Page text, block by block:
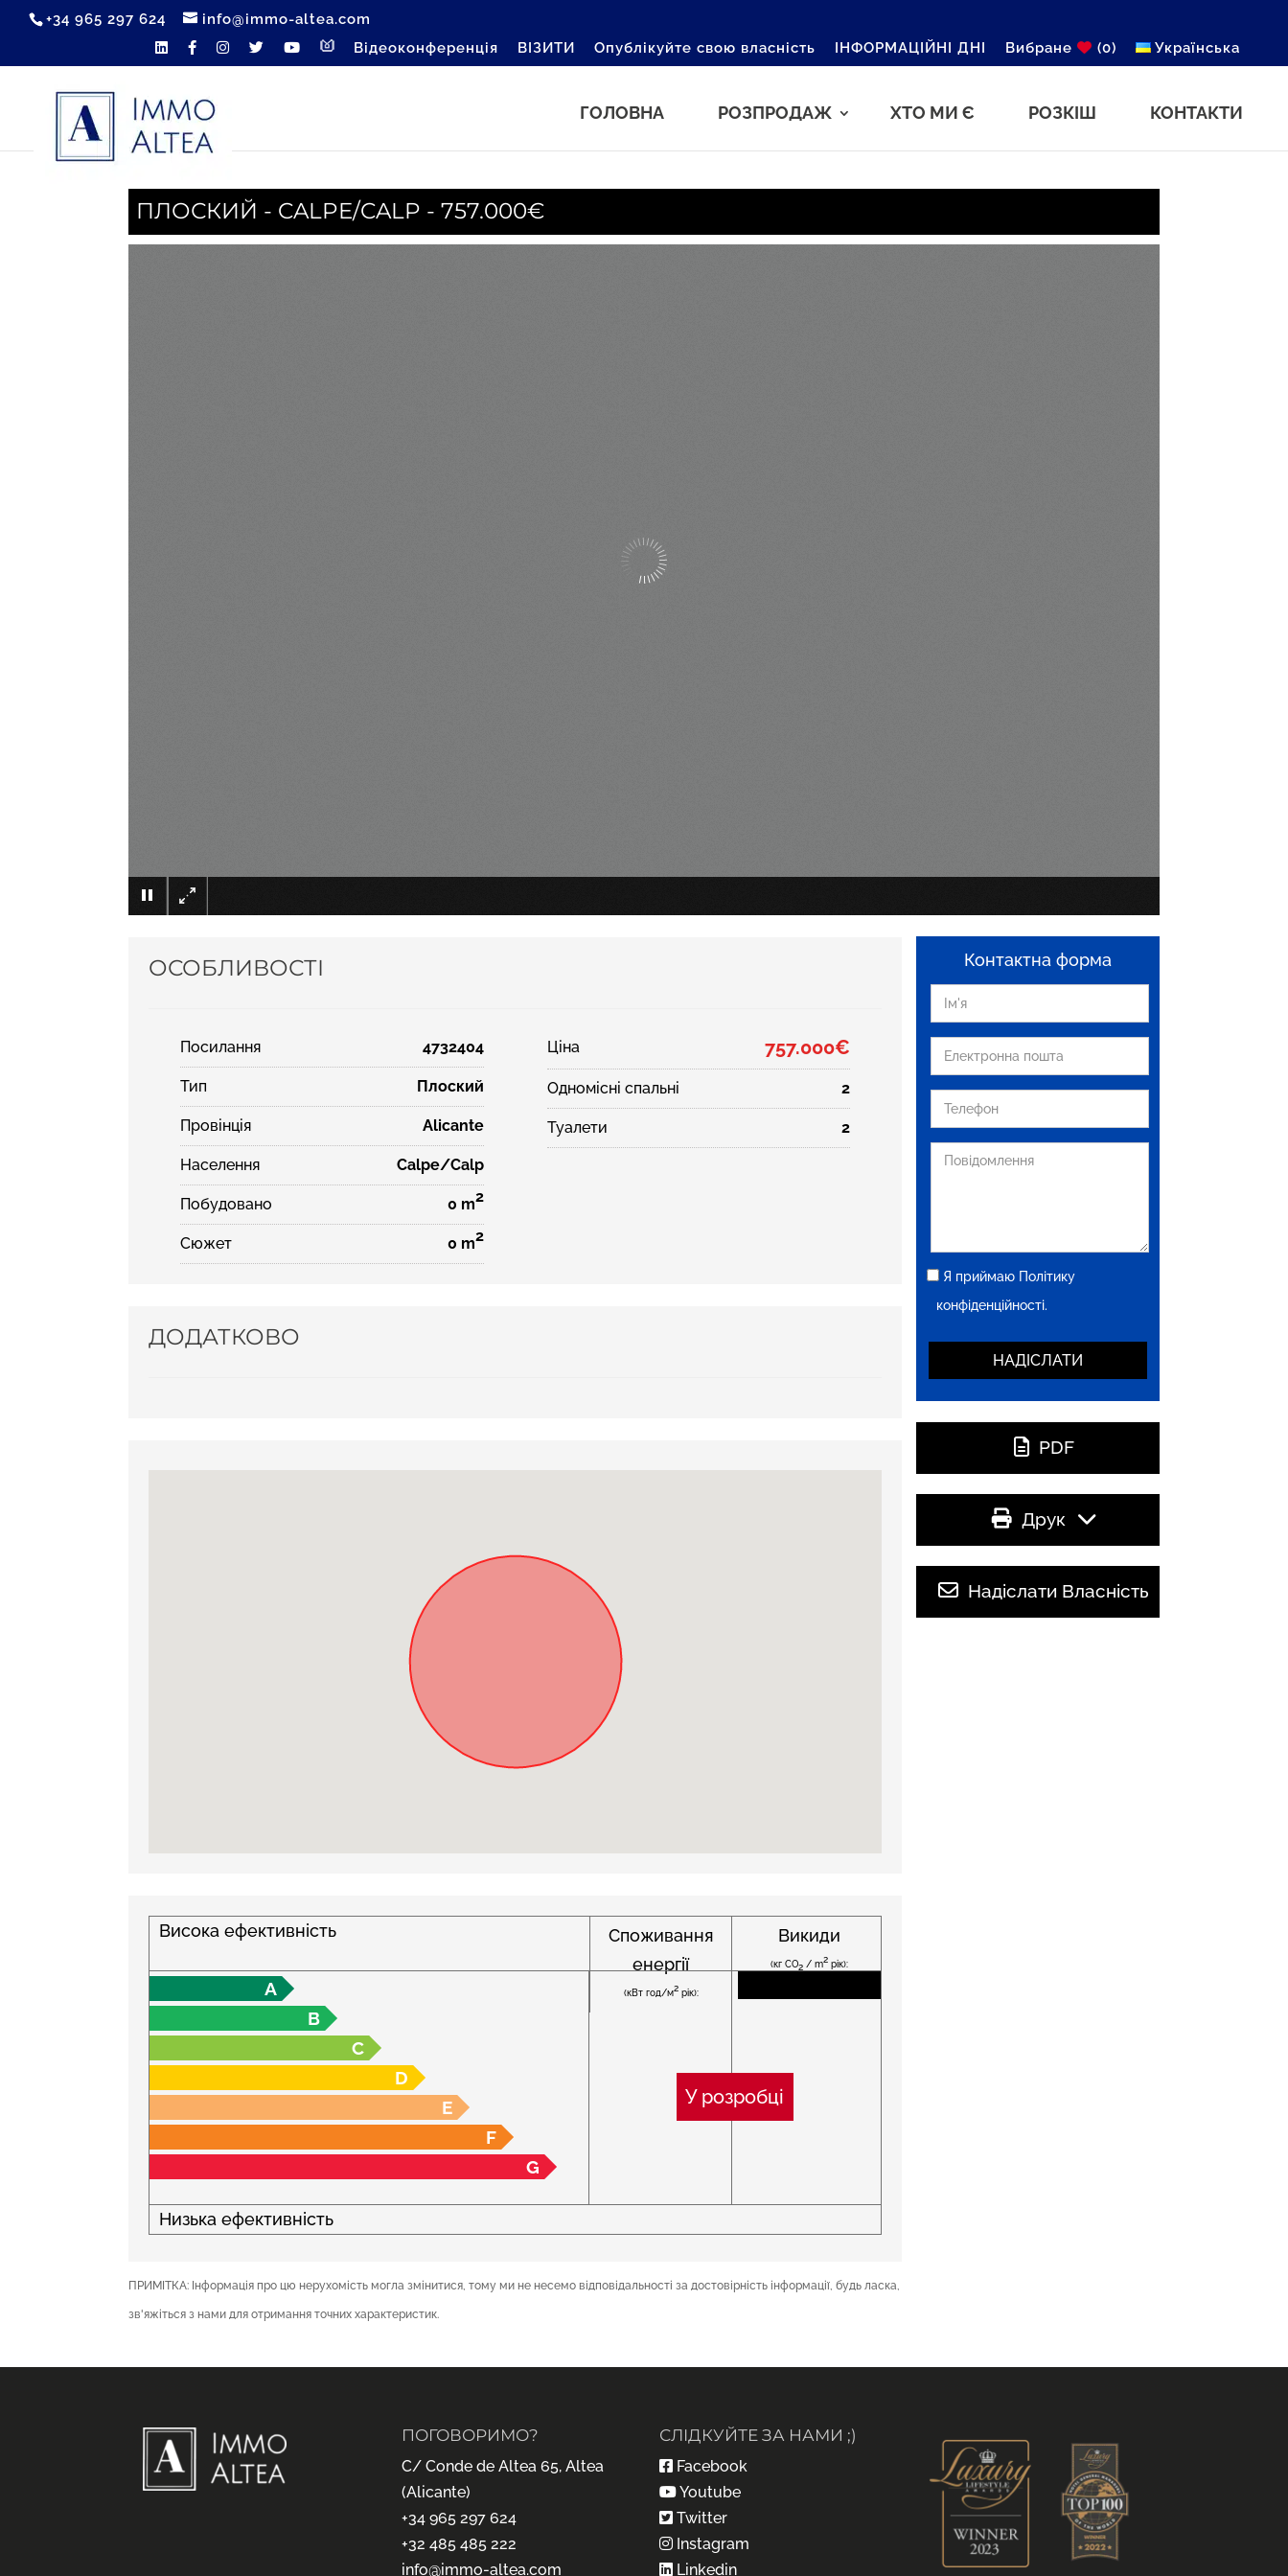
+34 965 297 624
info@immo-altea.com
Відеоконференція
ВІЗИТИ Опублікуйте свою власність ІНФОРМАЦІЙНІ ДНІ Вибране (0) Українська
ГОЛОВНА РОЗПРОДАЖ ХТО МИ Є РОЗКІШ КОНТАКТИ
ПЛОСКИЙ - CALPE/CALP - 757.000€
ОСОБЛИВОСТІ
Посилання 4732404
Тип Плоский
Провінція Alicante
Населення Calpe/Calp
Побудовано 0 m2
Сюжет 0 m2
Ціна 757.000€
Одномісні спальні 2
Туалети 2
ДОДАТКОВО
Висока ефективність
Споживання
енергії
(кВт год/м2рік):
Викиди
(кг CO2/ m2рік):
A
B
C
D
E
F
G
Низька ефективність
У розробці
Контактна форма
Я приймаю Політику
конфіденційності.
PDF
Друк
Надіслати Власність
ПРИМІТКА: Інформація про цю нерухомість могла змінитися, тому ми не несемо відповідальності за достовірність інформації, будь ласка,
зв'яжіться з нами для отримання точних характеристик.
ПОГОВОРИМО?
C/ Conde de Altea 65, Altea
(Alicante)
+34 965 297 624
+32 485 485 222
info@immo-altea.com
СЛІДКУЙТЕ ЗА НАМИ ;)
Facebook
Youtube
Twitter
Instagram
Linkedin